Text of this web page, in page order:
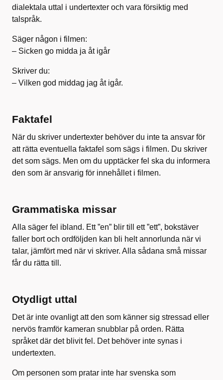
dialektala uttal i undertexter och vara försiktig med
talspråk.
Säger någon i filmen:
– Sicken go midda ja åt igår
Skriver du:
– Vilken god middag jag åt igår.
Faktafel
När du skriver undertexter behöver du inte ta ansvar för
att rätta eventuella faktafel som sägs i filmen. Du skriver
det som sägs. Men om du upptäcker fel ska du informera
den som är ansvarig för innehållet i filmen.
Grammatiska missar
Alla säger fel ibland. Ett ”en” blir till ett ”ett”, bokstäver
faller bort och ordföljden kan bli helt annorlunda när vi
talar, jämfört med när vi skriver. Alla sådana små missar
får du rätta till.
Otydligt uttal
Det är inte ovanligt att den som känner sig stressad eller
nervös framför kameran snubblar på orden. Rätta
språket där det blivit fel. Det behöver inte synas i
undertexten.
Om personen som pratar inte har svenska som